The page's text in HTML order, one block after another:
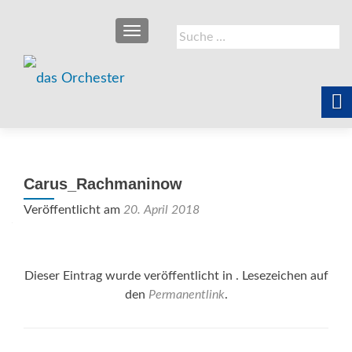
Suche
nach:
SCHALTE NAVIGATION
Carus_Rachmaninow
Veröffentlicht am 20. April 2018
Dieser Eintrag wurde veröffentlicht in . Lesezeichen auf
den Permanentlink.